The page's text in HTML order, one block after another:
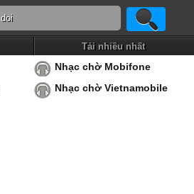
Tải nhiều nhất
Nhạc chờ Mobifone
Nhạc chờ Vietnamobile